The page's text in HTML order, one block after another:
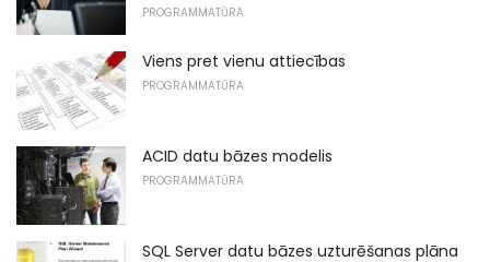
PROGRAMMATŪRA
Viens pret vienu attiecības
PROGRAMMATŪRA
ACID datu bāzes modelis
PROGRAMMATŪRA
SQL Server datu bāzes uzturēšanas plāna